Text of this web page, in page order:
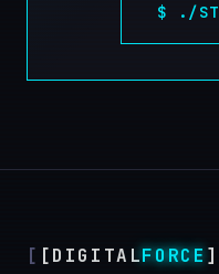
$ ./
[DIGITALFORCE ]